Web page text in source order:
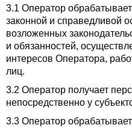
3.1 Оператор
законной и справедливой
возложенных
и обязанностей,
интересов Оператора,
лиц.
3.2 Оператор получает
непосредственно у
3.3 Оператор